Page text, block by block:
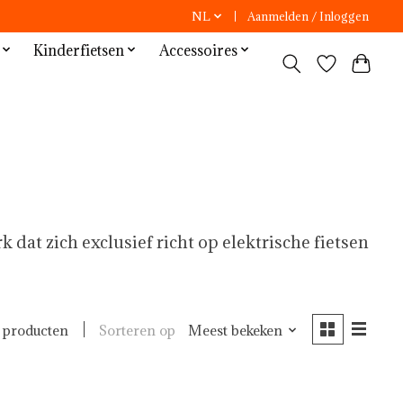
NL Aanmelden / Inloggen
Kinderfietsen
Accessoires
dat zich exclusief richt op elektrische fietsen
producten Sorteren op Meest bekeken